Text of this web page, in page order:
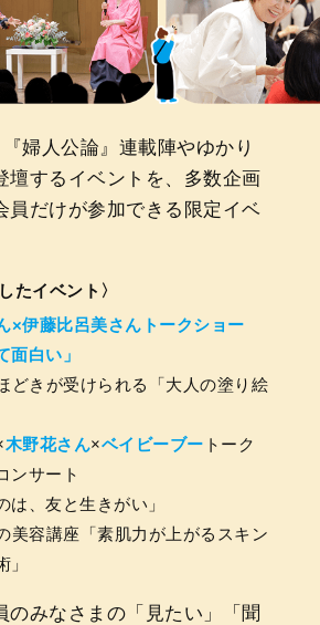
婦人公論』連載陣やゆかり
壇するイベントを、多数企画
員だけが参加できる限定イベ
たイベント〉
×伊藤比呂美さんトークショー
面白い」
どきが受けられる「大人の塗り絵
木野花さん×ベイビーブー トーク
ンサート
は、友と生きがい」
美容講座「素肌力が上がるスキン
」
のみなさまの「見たい」「聞